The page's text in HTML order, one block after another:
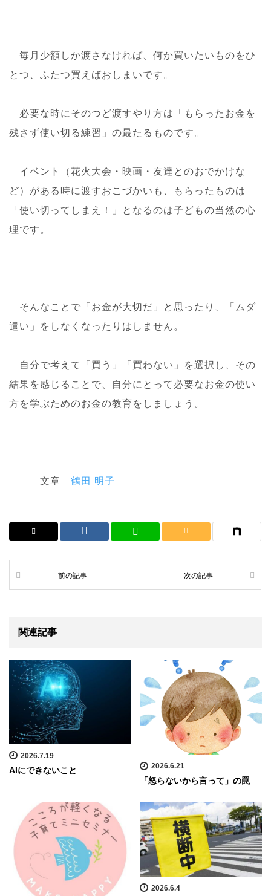
毎月少額しか渡さなければ、何か買いたいものをひ
とつ、ふたつ買えばおしまいです。
必要な時にそのつど渡すやり方は「もらったお金を
残さず使い切る練習」の最たるものです。
イベント（花火大会・映画・友達とのおでかけな
ど）がある時に渡すおこづかいも、もらったものは
「使い切ってしまえ！」となるのは子どもの当然の心
理です。
そんなことで「お金が大切だ」と思ったり、「ムダ
遣い」をしなくなったりはしません。
自分で考えて「買う」「買わない」を選択し、その
結果を感じることで、自分にとって必要なお金の使い
方を学ぶためのお金の教育をしましょう。
文章 鶴田 明子
前の記事 次の記事
関連記事
2026.7.19
AIにできないこと 2026.6.21
「怒らないから言って」の罠
2026.6.4